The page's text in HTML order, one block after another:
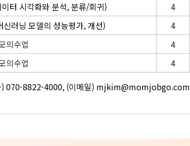
터 시각화와 분석, 분류/회귀)
4
러닝 모델의 성능평가, 개선)
4
의수업
4
의수업
4
) 070-8822-4000, (이메일) mjkim@momjobgo.com